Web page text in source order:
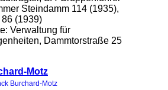
Steindamm 114 (1935),
(1939)
Verwaltung für
Dammtorstraße 25
Motz
Burchard-Motz